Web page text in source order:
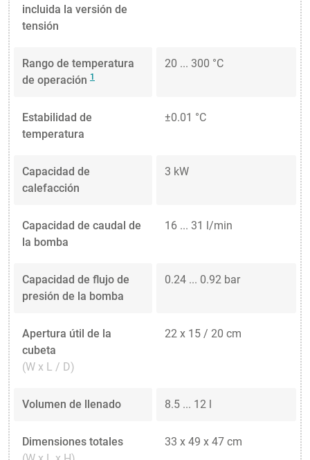
incluida la versión de
tensión
Rango de temperatura
de operación 1
20 ... 300 °C
Estabilidad de
temperatura
±0.01 °C
Capacidad de
calefacción
3 kW
Capacidad de caudal de
la bomba
16 ... 31 l/min
Capacidad de flujo de
presión de la bomba
0.24 ... 0.92 bar
Apertura útil de la
cubeta
(W x L / D)
22 x 15 / 20 cm
Volumen de llenado 8.5 ... 12 l
Dimensiones totales
33 x 49 x 47 cm